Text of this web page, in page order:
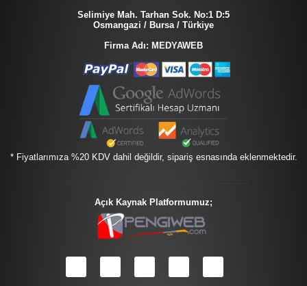
Selimiye Mah. Tarhan Sok. No:1 D:5
Osmangazi / Bursa / Türkiye
Firma Adı: MEDYAWEB
* Fiyatlarımıza %20 KDV dahil değildir, sipariş esnasında eklenmektedir.
Açık Kaynak Platformumuz;